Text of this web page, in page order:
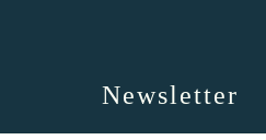
Newsletter